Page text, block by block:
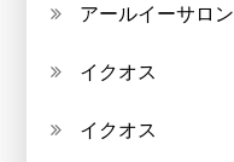
アールイーサロン
イクオス
イクオス